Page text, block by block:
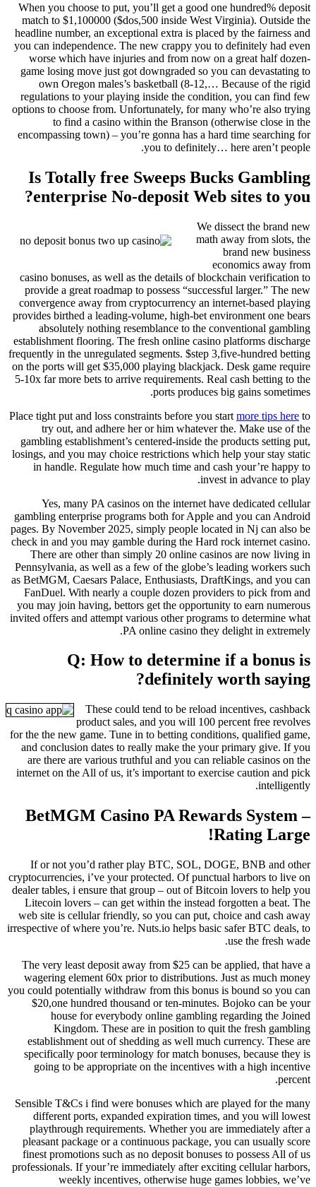
When you choose to put, you’ll get a good one hundred% deposit
match to $1,100000 ($dos,500 inside West Virginia). Outside the
headline number, an exceptional extra is placed by the fairness and
you can independence. The new crappy you to definitely had even
worse which have injuries and from now on a great half dozen-
game losing move just got downgraded so you can devastating to
own Oregon males’s basketball (8-12,… Because of the rigid
regulations to your playing inside the condition, you can find few
options to choose from. Unfortunately, for many who’re also trying
to find a casino within the Branson (otherwise close in the
encompassing town) – you’re gonna has a hard time searching for
you to definitely… here aren’t people.
Is Totally free Sweeps Bucks Gambling
enterprise No-deposit Web sites to you?
We dissect the brand new
math away from slots, the
brand new business
economics away from
casino bonuses, as well as the details of blockchain verification to
provide a great roadmap to possess “successful larger.” The new
convergence away from cryptocurrency an internet-based playing
provides birthed a leading-volume, high-bet environment one bears
absolutely nothing resemblance to the conventional gambling
establishment flooring. The fresh online casino platforms discharge
frequently in the unregulated segments. $step 3,five-hundred betting
on the ports will get $35,000 playing blackjack. Desk game require
5-10x far more bets to arrive requirements. Real cash betting to the
ports produces big gains sometimes.
Place tight put and loss constraints before you start more tips here to
try out, and adhere her or him whatever the. Make use of the
gambling establishment’s centered-inside the products setting put,
losings, and you may choice restrictions which help your stay static
in handle. Regulate how much time and cash your’re happy to
invest in advance to play.
Yes, many PA casinos on the internet have dedicated cellular
gambling enterprise programs both for Apple and you can Android
pages. By November 2025, simply people located in Nj can also be
check in and you may gamble during the Hard rock internet casino.
There are other than simply 20 online casinos are now living in
Pennsylvania, as well as a few of the globe’s leading workers such
as BetMGM, Caesars Palace, Enthusiasts, DraftKings, and you can
FanDuel. With nearly a couple dozen providers to pick from and
you may join having, bettors get the opportunity to earn numerous
invited offers and attempt various other programs to determine what
PA online casino they delight in extremely.
Q: How to determine if a bonus is
definitely worth saying?
These could tend to be reload incentives, cashback
product sales, and you will 100 percent free revolves
for the the new game. Tune in to betting conditions, qualified game,
and conclusion dates to really make the your primary give. If you
are there are various truthful and you can reliable casinos on the
internet on the All of us, it’s important to exercise caution and pick
intelligently.
BetMGM Casino PA Rewards System –
Rating Large!
If or not you’d rather play BTC, SOL, DOGE, BNB and other
cryptocurrencies, i’ve your protected. Of punctual harbors to live on
dealer tables, i ensure that group – out of Bitcoin lovers to help you
Litecoin lovers – can get within the instead forgotten a beat. The
web site is cellular friendly, so you can put, choice and cash away
irrespective of where you’re. Nuts.io helps basic safer BTC deals, to
use the fresh wade.
The very least deposit away from $25 can be applied, that have a
wagering element 60x prior to distributions. Just as much money
you could potentially withdraw from this bonus is bound so you can
$20,one hundred thousand or ten-minutes. Bojoko can be your
house for everybody online gambling regarding the Joined
Kingdom. These are in position to quit the fresh gambling
establishment out of shedding as well much currency. These are
specifically poor terminology for match bonuses, because they is
going to be appropriate on the incentives with a high incentive
percent.
Sensible T&Cs i find were bonuses which are played for the many
different ports, expanded expiration times, and you will lowest
playthrough requirements. Whether you are immediately after a
pleasant package or a continuous package, you can usually score
finest promotions such as no deposit bonuses to possess All of us
professionals. If your’re immediately after exciting cellular harbors,
weekly incentives, otherwise huge games lobbies, we’ve